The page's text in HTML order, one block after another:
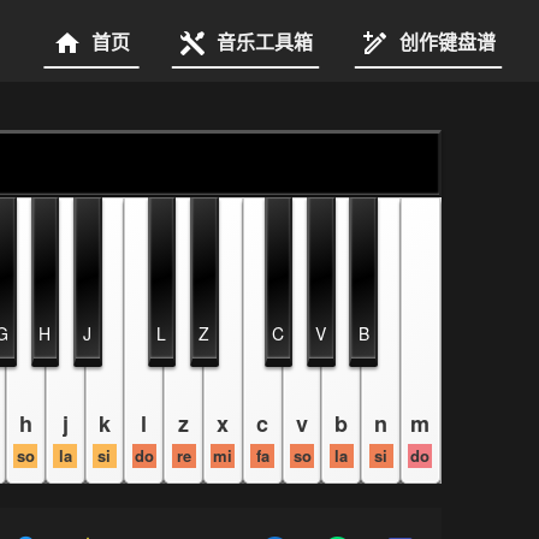
首页 音乐工具箱 创作键盘谱
h
so
j
la
k
si
l
do
z
re
x
mi
c
fa
v
so
b
la
n
si
m
do
H J L Z C V B